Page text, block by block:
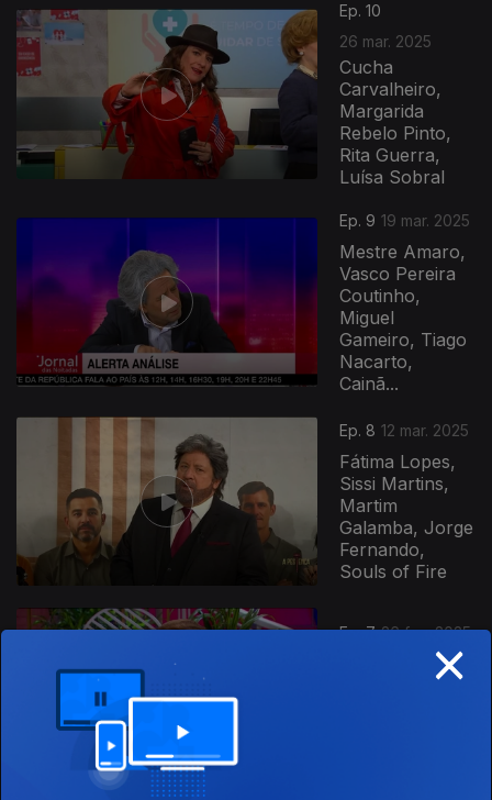
Ep. 10
26 mar. 2025
Cucha
Carvalheiro,
Margarida
Rebelo Pinto,
Rita Guerra,
Luísa Sobral
Ep. 9 19 mar. 2025
Mestre Amaro,
Vasco Pereira
Coutinho,
Miguel
Gameiro, Tiago
Nacarto,
Cainã...
Ep. 8 12 mar. 2025
Fátima Lopes,
Sissi Martins,
Martim
Galamba, Jorge
Fernando,
Souls of Fire
Ep. 7 26 fev. 2025
Júlia Pinheiro,
Helena Isabel,
×